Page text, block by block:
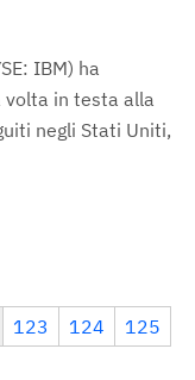
IBM) ha
volta in testa alla
negli Stati Uniti,
123 124
125